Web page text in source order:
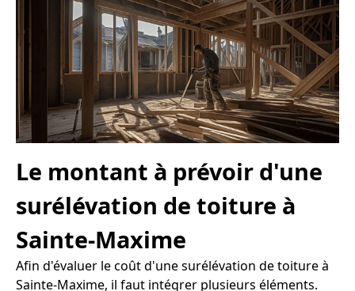
Le montant à prévoir d'une
surélévation de toiture à
Sainte-Maxime
Afin d'évaluer le coût d'une surélévation de toiture à
Sainte-Maxime, il faut intégrer plusieurs éléments.